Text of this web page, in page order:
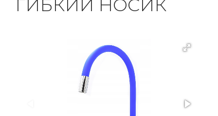
ГИБКИЙ НОСИК